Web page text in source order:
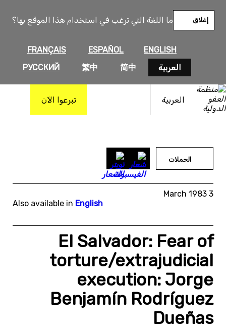
ما اللغة التي ترغب في استخدام هذا الموقع بها؟
ENGLISH
ESPAÑOL
FRANÇAIS
العربية
简中
繁中
РУССКИЙ
إغلاق
العربية تبرعوا الآن
المحتوى
الحملات
3 March 1983
Also available in English
El Salvador: Fear of
torture/extrajudicial
execution: Jorge
Benjamín Rodríguez
Dueñas